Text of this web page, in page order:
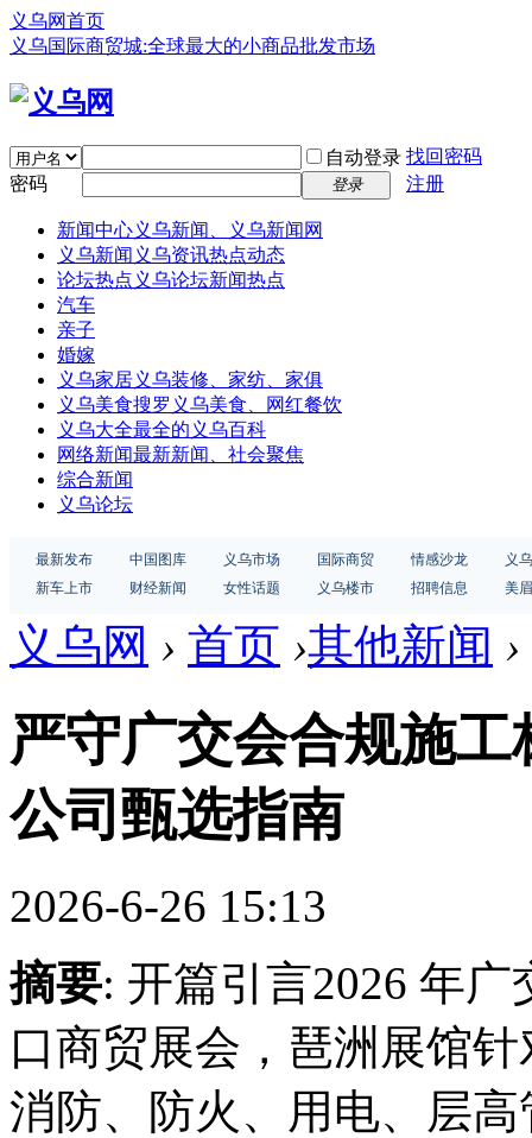
义乌网首页
义乌国际商贸城:全球最大的小商品批发市场
自动登录 找回密码
密码
登录 注册
新闻中心义乌新闻、义乌新闻网
义乌新闻 义乌资讯热点动态
论坛热点 义乌论坛新闻热点
汽车
亲子
婚嫁
义乌家居义乌装修、家纺、家俱
义乌美食搜罗义乌美食、网红餐饮
义乌大全最全的义乌百科
网络新闻最新新闻、社会聚焦
综合新闻
义乌论坛
最新发布 中国图库 义乌市场 国际商贸 情感沙龙
义
新车上市
财经新闻 女性话题 义乌楼市 招聘信息 美
义乌网 › 首页 ›其他新闻 ›
严守广交会合规施
公司甄选指南
2026-6-26 15:13
摘要: 开篇引言2026 年
口商贸展会，琶洲展馆
消防、防火、用电、层